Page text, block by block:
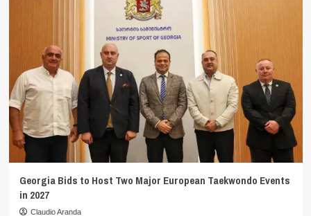
Georgia Bids to Host Two Major European Taekwondo Events
in 2027
Claudio Aranda